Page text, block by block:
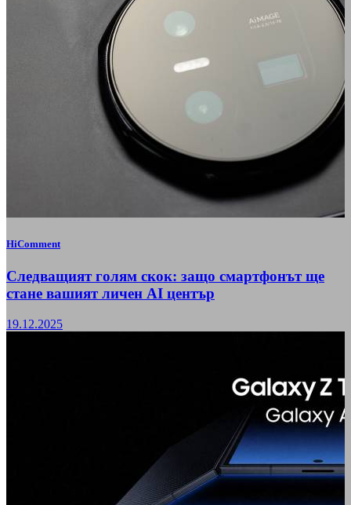
HiComment
Следващият голям скок: защо смартфонът ще
стане вашият личен AI център
19.12.2025